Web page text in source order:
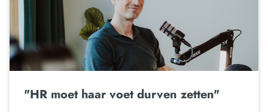
"HR moet haar voet durven zetten"